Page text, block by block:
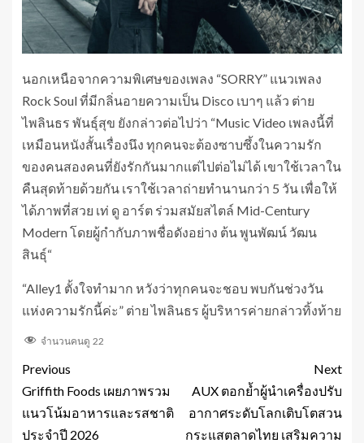
นอกเหนือจากความพิเศษของเพลง “SORRY” แนวเพลง
Rock Soul ที่มีกลิ่นอายความเป็น Disco เบาๆ แล้ว ต่าย
ไพลินธร พันธุ์สุข ยังกล่าวต่อไปว่า “Music Video เพลงนี้ที่
เหมือนหนังสั้นเรื่องนึง ทุกคนจะต้องซาบซึ้งในความรัก
ของคนสองคนที่ยังรักกันมากแต่ไปต่อไม่ได้ เขาใช้เวลาใน
คืนสุดท้ายด้วยกัน เราใช้เวลาถ่ายทำนานกว่า 5 วัน เพื่อให้
ได้ภาพที่สวย เท่ ดู อาร์ต ร่วมสมัยสไตล์ Mid-Century
Modern โดยผู้กำกับภาพชื่อดังอย่าง ต้น พูนพัฒน์ วัฒน
สินธุ์“
“Alley1 ตั้งใจทำมาก หวังว่าทุกคนจะชอบ พบกันช่วงวัน
แห่งความรักนี้ค่ะ” ต่าย ไพลินธร ผู้บริหารค่ายกล่าวทิ้งท้าย
จำนวนคนดู 22
Previous
Griffith Foods เผยภาพรวม
แนวโน้มอาหารและรสชาติ
ประจำปี 2026
Next
AUX ตอกย้ำผู้นำเครื่องปรับ
อากาศระดับโลกเติบโตสวน
กระแสตลาดไทย เสริมความ